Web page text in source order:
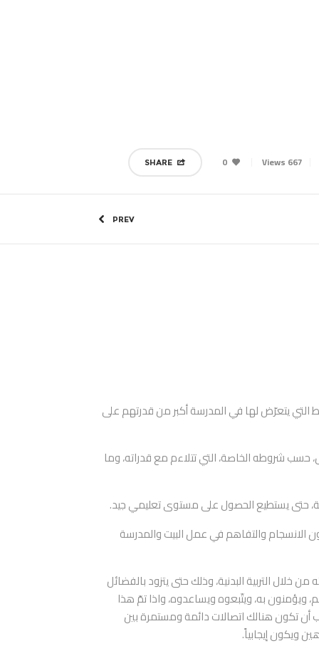
667 Views
0
SHARE
PREV
التي يتعرّض لها في المدرسة أكبر من قدرتهم على
حسب شروطه الخاصة، التي تتلاءم مع قدراته، وما
حتى يستطيع الحصول على مستوى تعليمي جيد.
الانسجام والتفاهم في عمل البيت والمدرسة
التربية البدنية، وذلك حتى يتزود بالفضائل
ويؤمنون به، ويتّبعوه ويساعدوه، واذا تمّ هذا
أن تكون هنالك اتصالات دائمة ومستمرة بين
ويكون إيجابياً.